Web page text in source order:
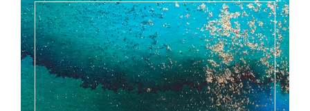
postures but in how it positively changes the way we live
our life and our relationships.